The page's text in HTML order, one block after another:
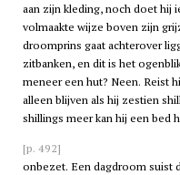
aan zijn kleding, noch doet hij
volmaakte wijze boven zijn
droomprins gaat achterover
zitbanken, en dit is het
meneer een hut? Neen. Reist
alleen blijven als hij zestien
shillings meer kan hij een bed
[p. 492]
onbezet. Een dagdroom suist